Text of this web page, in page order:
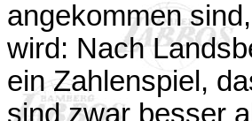
angekommen
wird: Nach
ein Zahlenspiel,
sind zwar besser